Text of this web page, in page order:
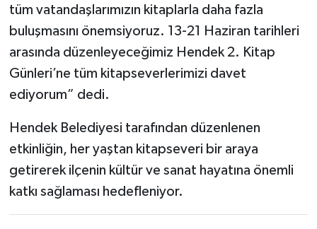
tüm vatandaşlarımızın kitaplarla daha fazla
buluşmasını önemsiyoruz. 13-21 Haziran tarihleri
arasında düzenleyeceğimiz Hendek 2. Kitap
Günleri’ne tüm kitapseverlerimizi davet
ediyorum” dedi.
Hendek Belediyesi tarafından düzenlenen
etkinliğin, her yaştan kitapseveri bir araya
getirerek ilçenin kültür ve sanat hayatına önemli
katkı sağlaması hedefleniyor.